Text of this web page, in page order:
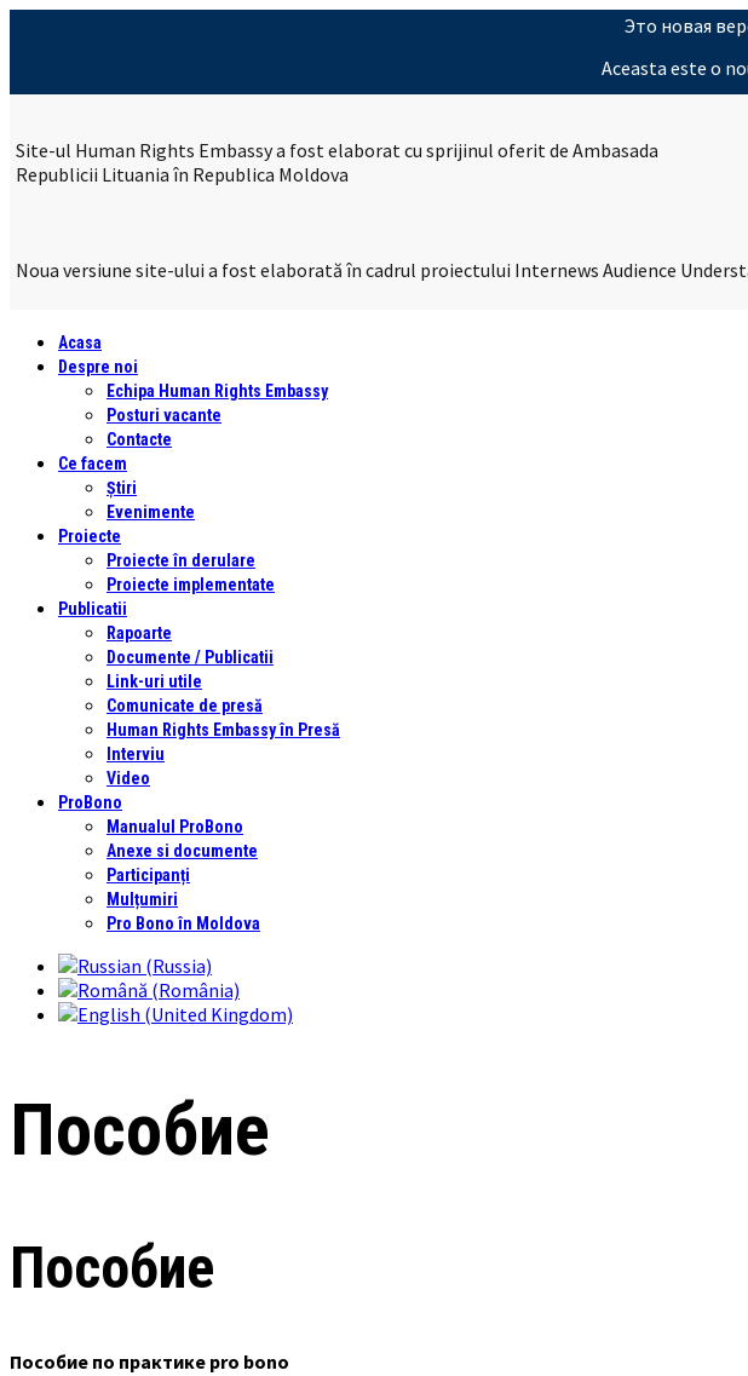
Это новая
Aceasta este o
Site-ul Human Rights Embassy a fost elaborat cu sprijinul oferit de Ambasada
Republicii Lituania în Republica Moldova
Noua versiune site-ului a fost elaborată în cadrul proiectului Internews Audience
Acasa
Despre noi
Echipa Human Rights Embassy
Posturi vacante
Contacte
Ce facem
Știri
Evenimente
Proiecte
Proiecte în derulare
Proiecte implementate
Publicatii
Rapoarte
Documente / Publicatii
Link-uri utile
Comunicate de presă
Human Rights Embassy în Presă
Interviu
Video
ProBono
Manualul ProBono
Anexe si documente
Participanți
Mulțumiri
Pro Bono în Moldova
Пособие
Пособие
Пособие по практике pro bono